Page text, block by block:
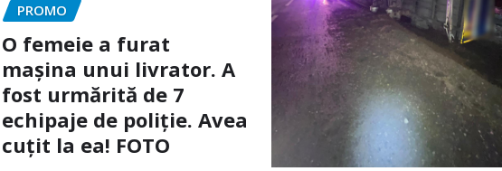
PROMO
O femeie a furat
mașina unui livrator. A
fost urmărită de 7
echipaje de poliție. Avea
cuțit la ea! FOTO